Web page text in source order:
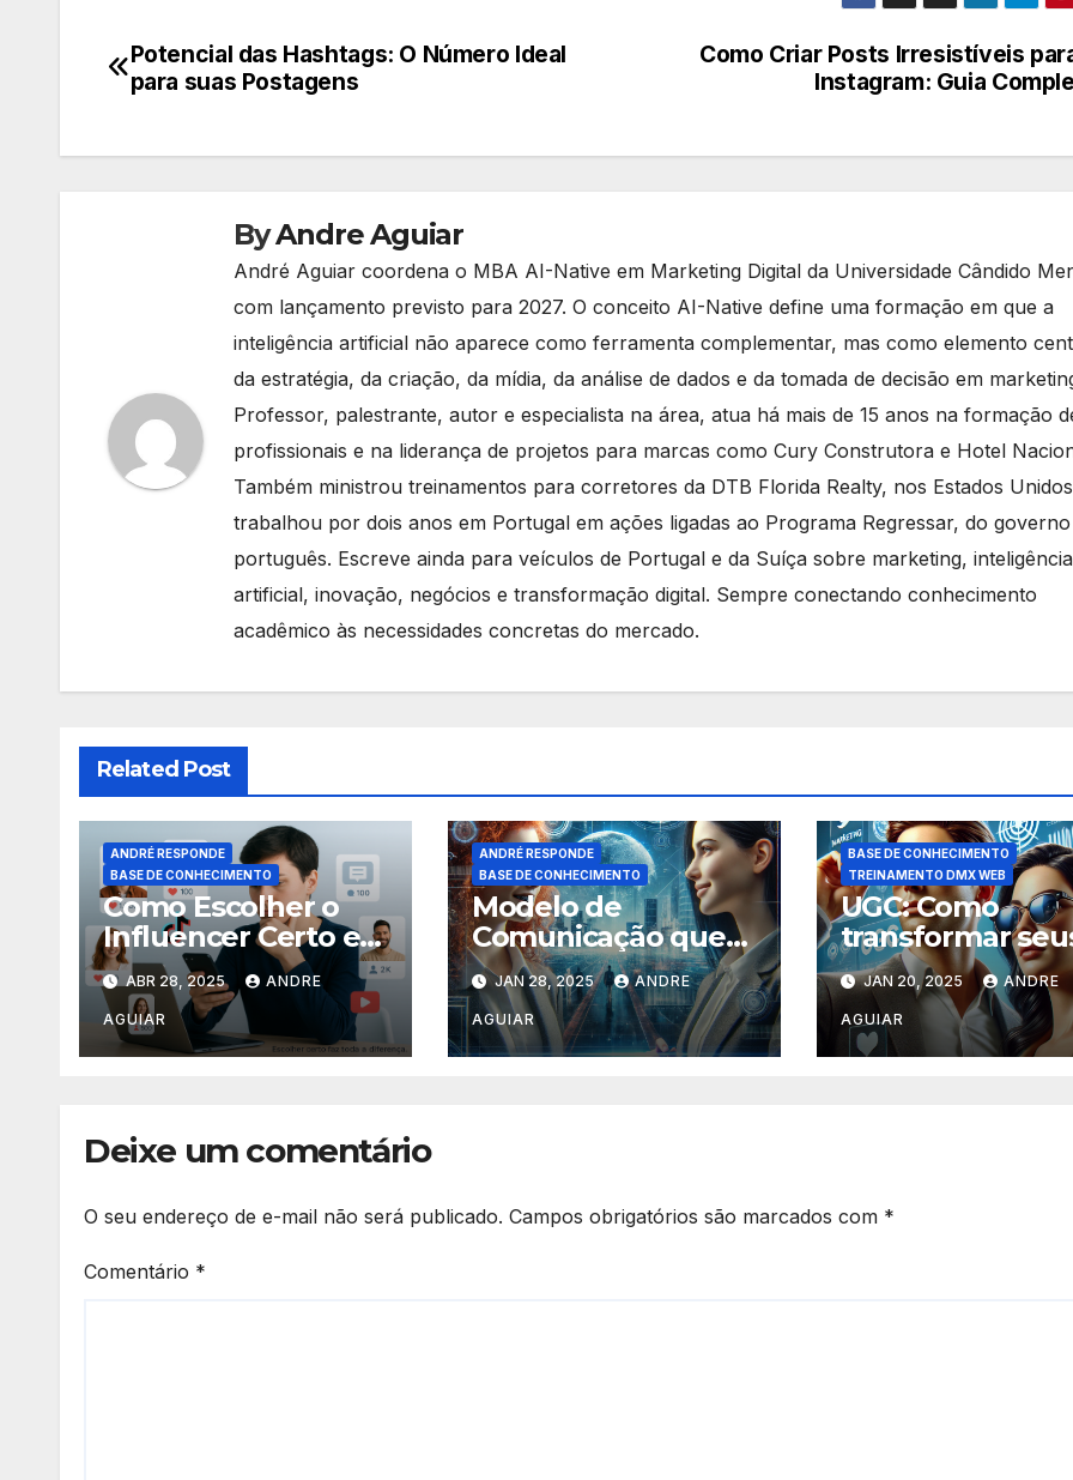
Navegação
Post
Como Criar Posts Irresistíveis
Instagram: Guia
Potencial das Hashtags: O Número Ideal
para suas Postagens
ByAndre Aguiar
André Aguiar coordena o MBA AI-Native em Marketing Digital da Universidade Cândido
com lançamento previsto para 2027. O conceito AI-Native define uma formação em que a
inteligência artificial não aparece como ferramenta complementar, mas como elemento
da estratégia, da criação, da mídia, da análise de dados e da tomada de decisão em
Professor, palestrante, autor e especialista na área, atua há mais de 15 anos na formação
profissionais e na liderança de projetos para marcas como Cury Construtora e Hotel
Também ministrou treinamentos para corretores da DTB Florida Realty, nos Estados
trabalhou por dois anos em Portugal em ações ligadas ao Programa Regressar, do governo
português. Escreve ainda para veículos de Portugal e da Suíça sobre marketing, inteligência
artificial, inovação, negócios e transformação digital. Sempre conectando conhecimento
acadêmico às necessidades concretas do mercado.
Related Post
ANDRÉ RESPONDE
BASE DE CONHECIMENTO
Como Escolher o
Influencer Certo e
Potencializar Seus
Resultados de
Marca
ABR 28, 2025 ANDRE
AGUIAR
ANDRÉ RESPONDE
BASE DE CONHECIMENTO
Modelo de
Comunicação que
Posiciona sua
Empresa como
Aliada do Cliente
JAN 28, 2025 ANDRE
AGUIAR
BASE DE CONHECIMENTO
TREINAMENTO DMX WEB
UGC: Como
transformar
clientes em
embaixadores
marca
JAN 20, 2025 ANDRE
AGUIAR
Deixe um comentário
O seu endereço de e-mail não será publicado. Campos obrigatórios são marcados com *
Comentário *